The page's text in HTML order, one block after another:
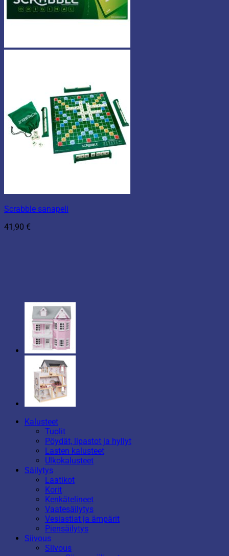
Scrabble sanapeli
41,90 €
Kalusteet
Tuolit
Pöydät, lipastot ja hyllyt
Lasten kalusteet
Ulkokalusteet
Säilytys
Laatikot
Korit
Kenkätelineet
Vaatesäilytys
Vesiastiat ja ämpärit
Piensäilytys
Siivous
Siivous